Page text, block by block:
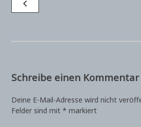
navigate_before
Schreibe einen Kommentar
Deine E-Mail-Adresse wird nicht
Felder sind mit* markiert